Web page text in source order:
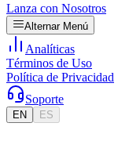
Lanza con Nosotros
Alternar Menú
Analíticas
Términos de Uso
Política de Privacidad
Soporte
EN ES